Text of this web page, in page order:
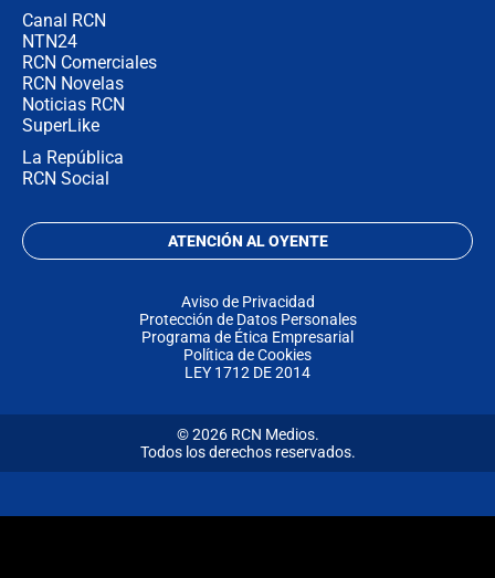
Canal RCN
NTN24
RCN Comerciales
RCN Novelas
Noticias RCN
SuperLike
La República
RCN Social
ATENCIÓN AL OYENTE
Aviso de Privacidad
Protección de Datos Personales
Programa de Ética Empresarial
Política de Cookies
LEY 1712 DE 2014
© 2026 RCN Medios.
Todos los derechos reservados.